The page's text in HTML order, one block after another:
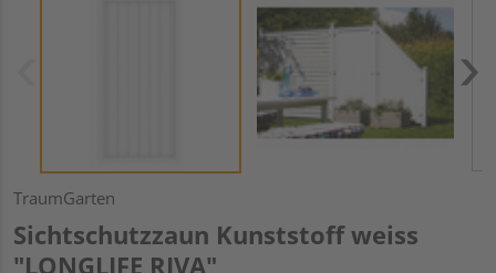
TraumGarten
Sichtschutzzaun Kunststoff weiss
"LONGLIFE RIVA"